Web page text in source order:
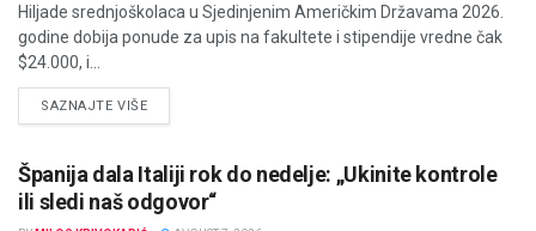
Hiljade srednjoškolaca u Sjedinjenim Američkim Državama 2026.
godine dobija ponude za upis na fakultete i stipendije vredne čak
$24.000, i...
SAZNAJTE VIŠEDETAILS
Španija dala Italiji rok do nedelje: „Ukinite kontrole
ili sledi naš odgovor“